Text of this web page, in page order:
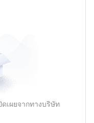
เผยจากทางบริษัท